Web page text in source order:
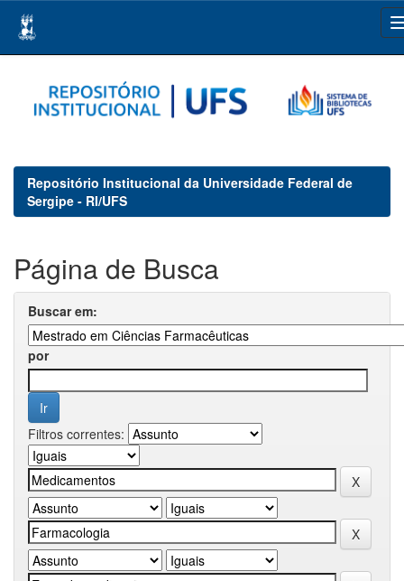
navigation
Repositório Institucional da Universidade Federal de
Sergipe - RI/UFS
Página de Busca
Buscar em:
por
Filtros correntes: